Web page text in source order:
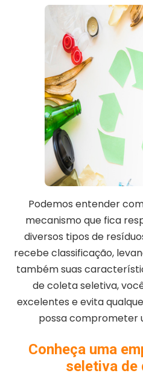
Podemos entender
mecanismo que fica
diversos tipos de
recebe classificação,
também suas
de coleta seletiva,
excelentes e evita
possa comprometer
Conheça uma
seletiva de